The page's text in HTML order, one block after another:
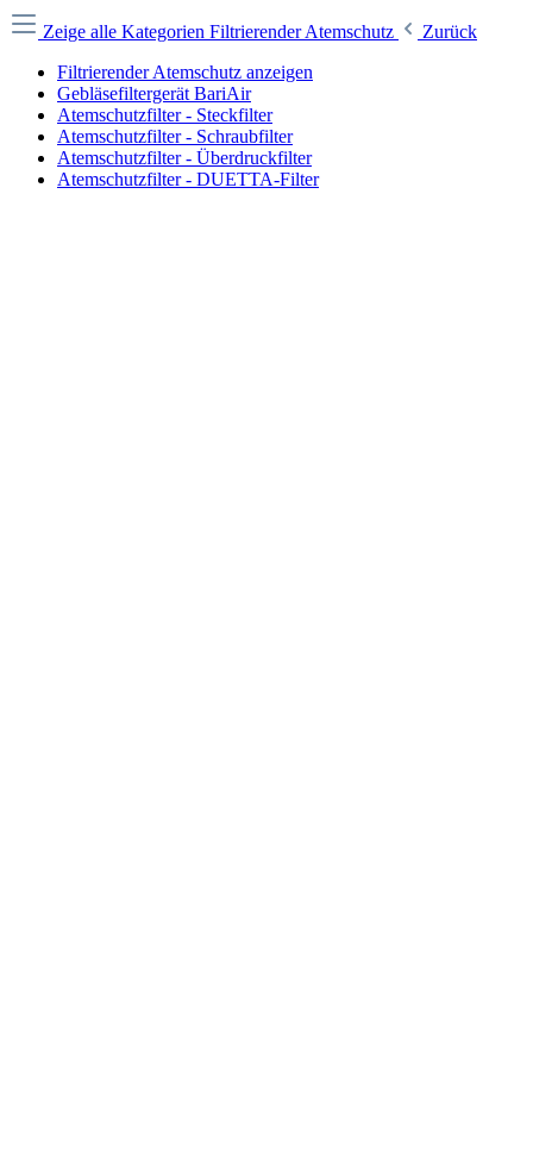
Zeige alle Kategorien Filtrierender Atemschutz
Zurück
Filtrierender Atemschutz anzeigen
Gebläsefiltergerät BariAir
Atemschutzfilter - Steckfilter
Atemschutzfilter - Schraubfilter
Atemschutzfilter - Überdruckfilter
Atemschutzfilter - DUETTA-Filter